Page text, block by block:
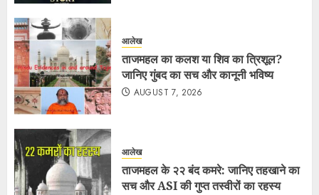
आलेख
ताजमहल का कलश या शिव का त्रिशूल?
जानिए गुंबद का सच और कानूनी भविष्य
AUGUST 7, 2026
आलेख
ताजमहल के २२ बंद कमरे: जानिए तहखाने का
सच और ASI की गुप्त तस्वीरों का रहस्य